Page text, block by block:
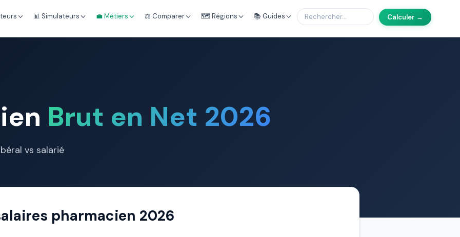
📊 Simulateurs 💼 Métiers ⚖️ Comparer 🗺️ Régions 📚 Guides Calculer →
Brut en Net 2026
vs salarié
pharmacien 2026